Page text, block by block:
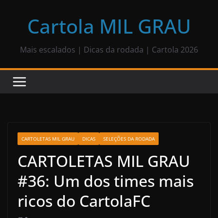
Cartola MIL GRAU
Mais escalados | Dicas da rodada | Cartola 2026
CARTOLETAS MIL GRAU DICAS SELEÇÕES DA RODADA
CARTOLETAS MIL GRAU
#36: Um dos times mais
ricos do CartolaFC